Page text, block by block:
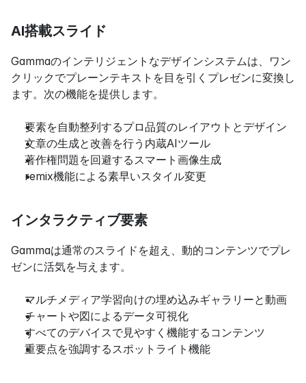
AI搭載スライド
Gammaのインテリジェントなデザインシステムは、ワン
クリックでプレーンテキストを目を引くプレゼンに変換し
ます。次の機能を提供します。
要素を自動整列するプロ品質のレイアウトとデザイン
文章の生成と改善を行う内蔵AIツール
著作権問題を回避するスマート画像生成
remix機能による素早いスタイル変更
インタラクティブ要素
Gammaは通常のスライドを超え、動的コンテンツでプレ
ゼンに活気を与えます。
マルチメディア学習向けの埋め込みギャラリーと動画
チャートや図によるデータ可視化
すべてのデバイスで見やすく機能するコンテンツ
重要点を強調するスポットライト機能